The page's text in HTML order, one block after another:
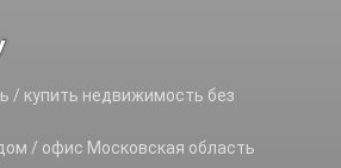
/ купить недвижимость без
/ офис Московская область